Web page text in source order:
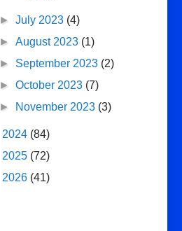
►July 2023 (4)
►August 2023 (1)
► September 2023 (2)
►October 2023 (7)
►
November 2023 (3)
2024 (84)
2025 (72)
2026 (41)